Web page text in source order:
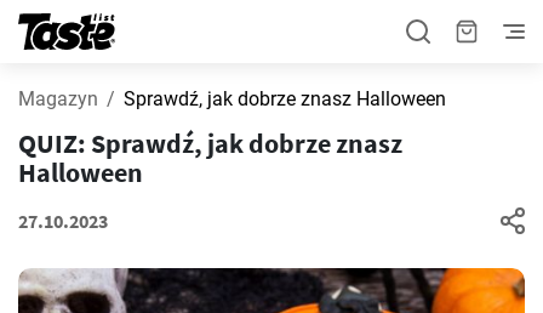
Magazyn Sprawdź, jak dobrze znasz Halloween
QUIZ: Sprawdź, jak dobrze znasz
Halloween
27.10.2023